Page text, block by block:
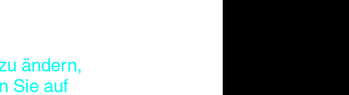
ändern,
Sie auf